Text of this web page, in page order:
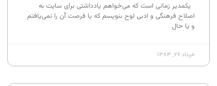
یکمدیر زمانی است که می‌خواهم یادداشتی برای سایت به
اصلاح فرهنگی و ادبی لوح بنویسم که یا فرصت آن را نمی‌یافتم
و یا حال
خرداد ۲۶, ۱۳۸۳